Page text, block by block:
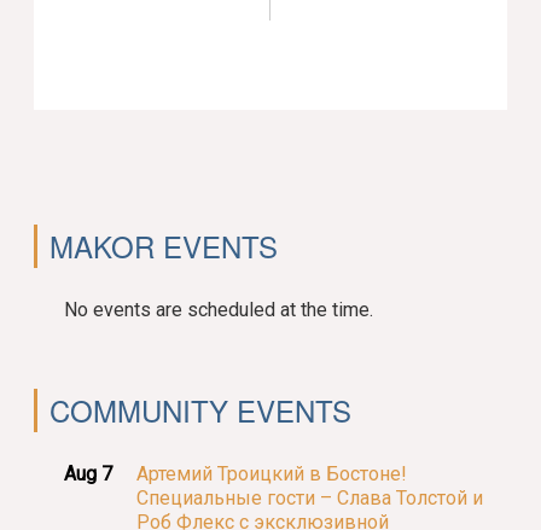
MAKOR EVENTS
No events are scheduled at the time.
COMMUNITY EVENTS
Aug 7
Артемий Троицкий в Бостоне!
Специальные гости – Слава Толстой и
Роб Флекс с эксклюзивной